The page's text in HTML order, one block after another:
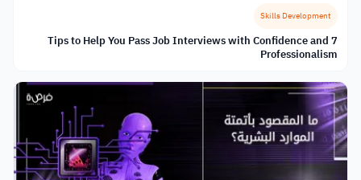
Skills Development
7 Tips to Help You Pass Job Interviews with Confidence and
Professionalism